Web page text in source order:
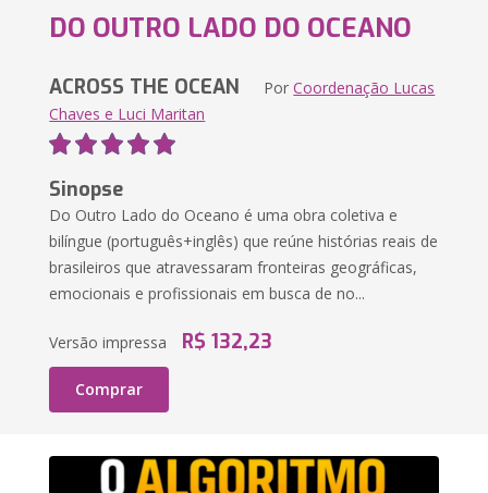
DO OUTRO LADO DO OCEANO
ACROSS THE OCEAN PorCoordenação Lucas
Chaves e Luci Maritan
Sinopse
Do Outro Lado do Oceano é uma obra coletiva e
bilíngue (português+inglês) que reúne histórias reais de
brasileiros que atravessaram fronteiras geográficas,
emocionais e profissionais em busca de no...
Versão impressa R$ 132,23
Comprar